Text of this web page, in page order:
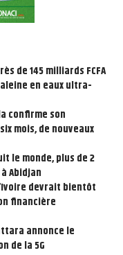
de 145 milliards FCFA
en eaux ultra-
confirme son
mois, de nouveaux
le monde, plus de 2
Abidjan
devrait bientôt
financière
annonce le
de la 5G